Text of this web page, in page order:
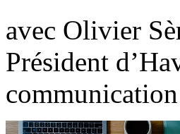
avec Olivier
Président